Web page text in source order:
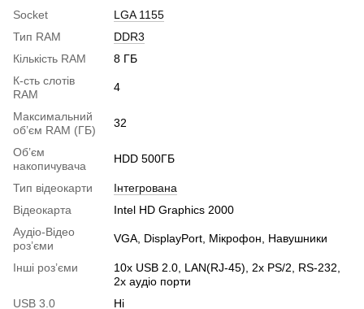
Socket
LGA 1155
Тип RAM
DDR3
Кількість RAM
8 ГБ
К-сть слотів
RAM
4
Максимальний
об’єм RAM (ГБ)
32
Об’єм
накопичувача
HDD 500ГБ
Тип відеокарти
Інтегрована
Відеокарта
Intel HD Graphics 2000
Аудіо-Відео
роз’єми
VGA, DisplayPort, Мікрофон, Навушники
Інші роз’єми
10x USB 2.0, LAN(RJ-45), 2x PS/2, RS-232,
2x аудіо порти
USB 3.0
Ні